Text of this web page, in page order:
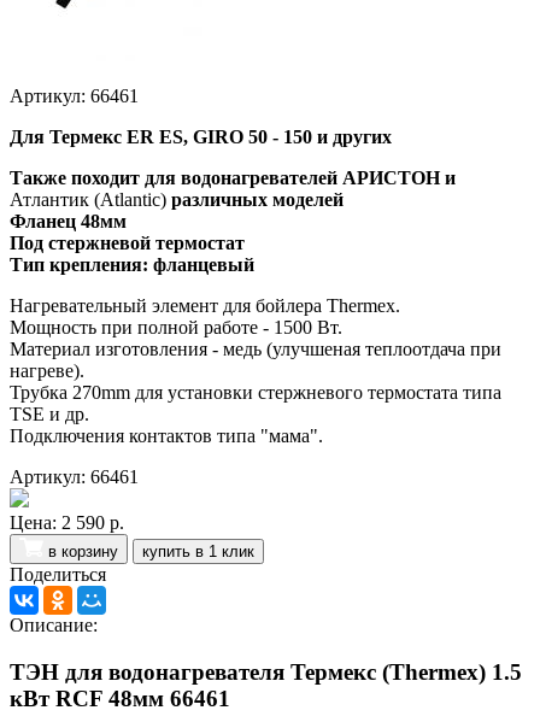
Артикул: 66461
Для Термекс ER ES, GIRO 50 - 150 и других
Также походит для водонагревателей АРИСТОН и
Атлантик (Atlantic) различных моделей
Фланец 48мм
Под стержневой термостат
Тип крепления: фланцевый
Нагревательный элемент для бойлера Thermex.
Мощность при полной работе - 1500 Вт.
Материал изготовления - медь (улучшеная теплоотдача при
нагреве).
Трубка 270mm для установки стержневого термостата типа
TSE и др.
Подключения контактов типа "мама".
Артикул: 66461
Цена: 2 590 р.
в корзину купить в 1 клик
Поделиться
Описание:
ТЭН для водонагревателя Термекс (Thermex) 1.5
кВт RCF 48мм 66461